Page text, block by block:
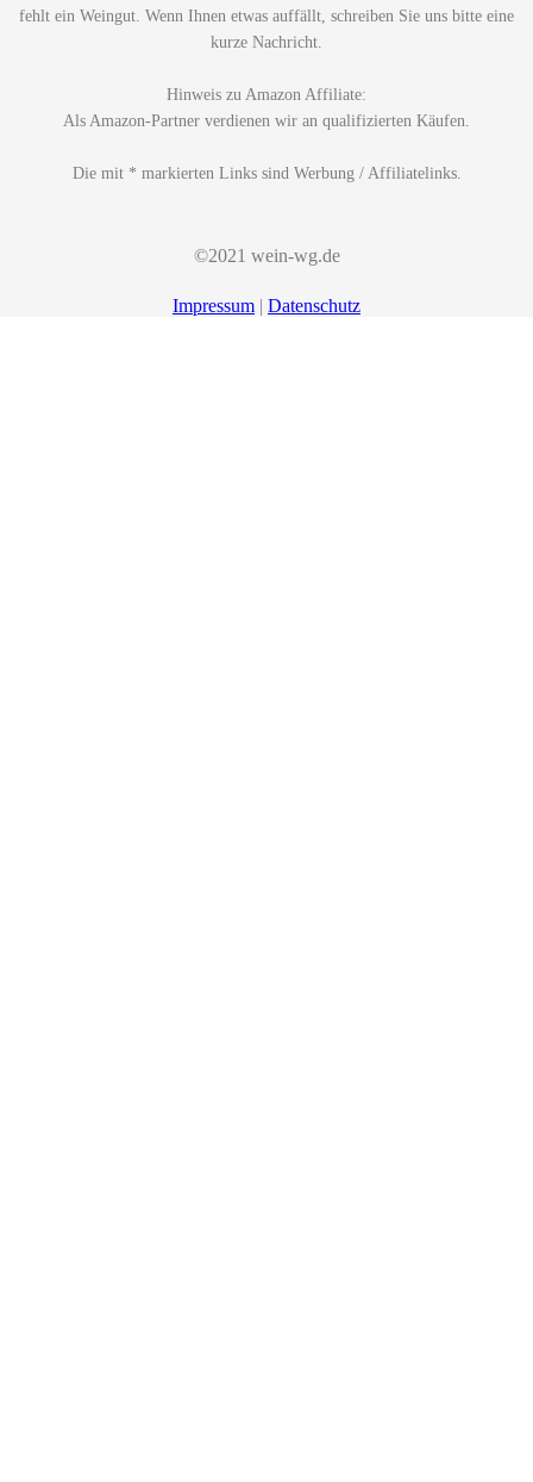
fehlt ein Weingut. Wenn Ihnen etwas auffällt, schreiben Sie uns bitte eine
kurze Nachricht.
Hinweis zu Amazon Affiliate:
Als Amazon-Partner verdienen wir an qualifizierten Käufen.
Die mit * markierten Links sind Werbung / Affiliatelinks.
©2021 wein-wg.de
Impressum | Datenschutz